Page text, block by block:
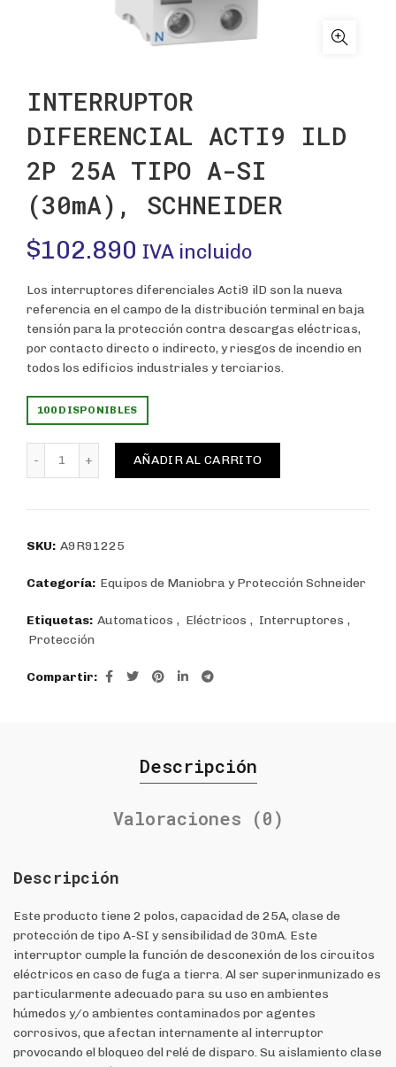
INTERRUPTOR
DIFERENCIAL ACTI9 ILD
2P 25A TIPO A-SI
(30mA), SCHNEIDER
$102.890 IVA incluido
Los interruptores diferenciales Acti9 ilD son la nueva
referencia en el campo de la distribución terminal en baja
tensión para la protección contra descargas eléctricas,
por contacto directo o indirecto, y riesgos de incendio en
todos los edificios industriales y terciarios.
100 DISPONIBLES
INTERRUPTOR DIFERENCIAL ACTI9 ILD 2P 25A TIPO
AÑADIR AL CARRITO
SKU: A9R91225
Categoría: Equipos de Maniobra y Protección Schneider
Etiquetas: Automaticos , Eléctricos , Interruptores ,
Protección
Compartir
Descripción
Valoraciones (0)
Descripción
Este producto tiene 2 polos, capacidad de 25A, clase de
protección de tipo A-SI y sensibilidad de 30mA. Este
interruptor cumple la función de desconexión de los circuitos
eléctricos en caso de fuga a tierra. Al ser superinmunizado es
particularmente adecuado para su uso en ambientes
húmedos y/o ambientes contaminados por agentes
corrosivos, que afectan internamente al interruptor
provocando el bloqueo del relé de disparo. Su aislamiento clase